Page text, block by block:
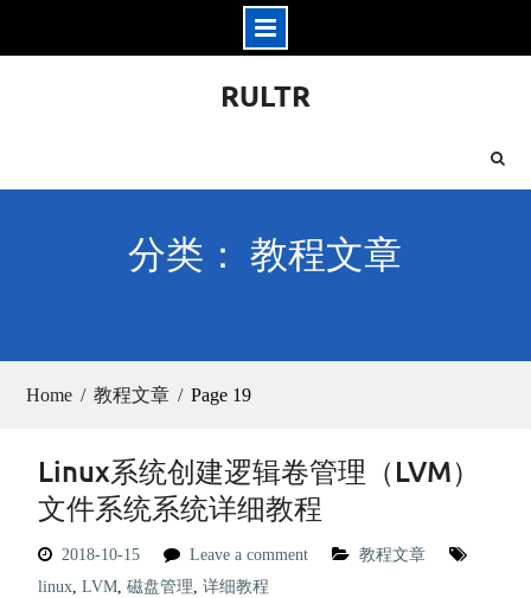
RULTR
分类： 教程文章
Home 教程文章 Page 19
Linux系统创建逻辑卷管理（LVM）
文件系统系统详细教程
2018-10-15 Leave a comment
教程文章
linux, LVM, 磁盘管理, 详细教程